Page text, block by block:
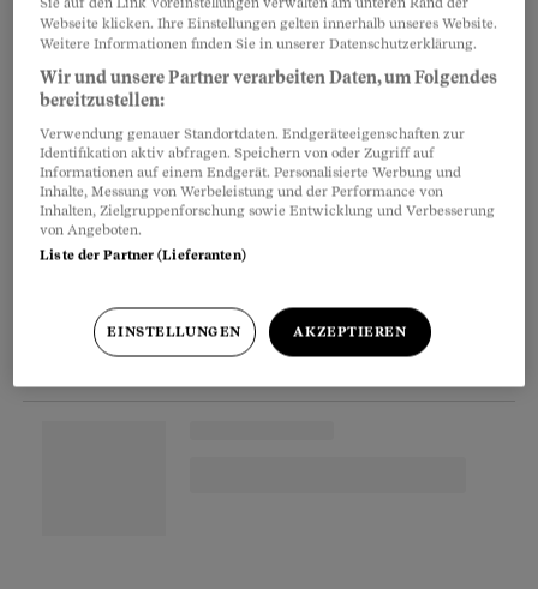
studiert an einer Fachhochschule Architektur.
Die Ehefrau verdient 14'000 Franken. Die Eltern
haben ein Einkommen von 42'000 und ein
Vermögen von 120'000 Franken.
Partnerinhalte
Webseite klicken. Ihre Einstellungen gelten innerhalb unseres Website.
Weitere Informationen finden Sie in unserer Datenschutzerklärung.
Wir und unsere Partner verarbeiten Daten, um Folgendes
bereitzustellen:
Verwendung genauer Standortdaten. Endgeräteeigenschaften zur
Identifikation aktiv abfragen. Speichern von oder Zugriff auf
Informationen auf einem Endgerät. Personalisierte Werbung und
Inhalte, Messung von Werbeleistung und der Performance von
Inhalten, Zielgruppenforschung sowie Entwicklung und Verbesserung
von Angeboten.
Liste der Partner (Lieferanten)
EINSTELLUNGEN AKZEPTIEREN